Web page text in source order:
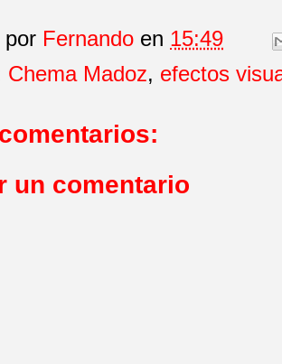
por Fernando en 15:49
Chema Madoz, efectos
un comentario